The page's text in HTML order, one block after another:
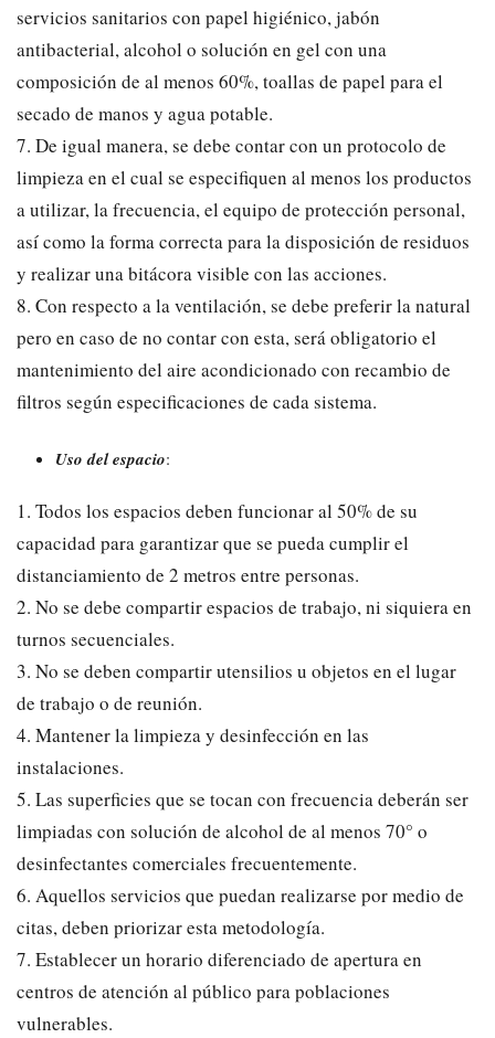
servicios sanitarios con papel higiénico, jabón
antibacterial, alcohol o solución en gel con una
composición de al menos 60%, toallas de papel para el
secado de manos y agua potable.
7. De igual manera, se debe contar con un protocolo de
limpieza en el cual se especifiquen al menos los productos
a utilizar, la frecuencia, el equipo de protección personal,
así como la forma correcta para la disposición de residuos
y realizar una bitácora visible con las acciones.
8. Con respecto a la ventilación, se debe preferir la natural
pero en caso de no contar con esta, será obligatorio el
mantenimiento del aire acondicionado con recambio de
filtros según especificaciones de cada sistema.
Uso del espacio:
1. Todos los espacios deben funcionar al 50% de su
capacidad para garantizar que se pueda cumplir el
distanciamiento de 2 metros entre personas.
2. No se debe compartir espacios de trabajo, ni siquiera en
turnos secuenciales.
3. No se deben compartir utensilios u objetos en el lugar
de trabajo o de reunión.
4. Mantener la limpieza y desinfección en las
instalaciones.
5. Las superficies que se tocan con frecuencia deberán ser
limpiadas con solución de alcohol de al menos 70° o
desinfectantes comerciales frecuentemente.
6. Aquellos servicios que puedan realizarse por medio de
citas, deben priorizar esta metodología.
7. Establecer un horario diferenciado de apertura en
centros de atención al público para poblaciones
vulnerables.